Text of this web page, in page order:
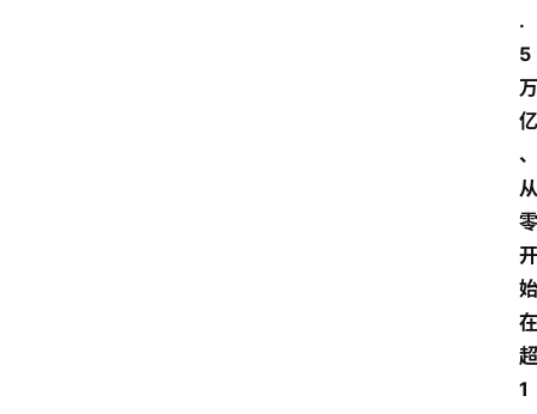
.
5
万
亿
、
从
零
开
始
在
超
1